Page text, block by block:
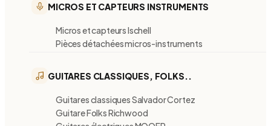
MICROS ET CAPTEURS INSTRUMENTS
Micros et capteurs Ischell
Pièces détachées micros-instruments
GUITARES CLASSIQUES, FOLKS..
Guitares classiques Salvador Cortez
Guitare Folks Richwood